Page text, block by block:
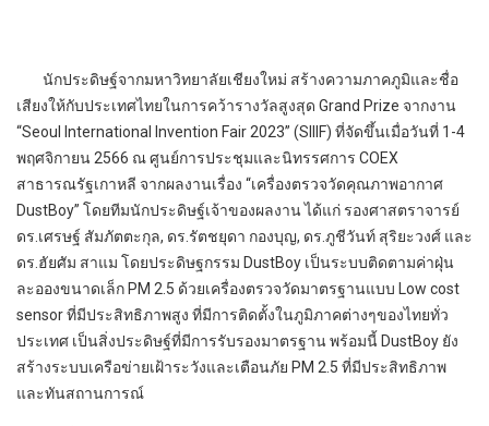
นักประดิษฐ์จากมหาวิทยาลัยเชียงใหม่ สร้างความภาคภูมิและชื่อ
เสียงให้กับประเทศไทยในการคว้ารางวัลสูงสุด Grand Prize จากงาน
“Seoul International Invention Fair 2023” (SIIIF) ที่จัดขึ้นเมื่อวันที่ 1-4
พฤศจิกายน 2566 ณ ศูนย์การประชุมและนิทรรศการ COEX
สาธารณรัฐเกาหลี จากผลงานเรื่อง “เครื่องตรวจวัดคุณภาพอากาศ
DustBoy” โดยทีมนักประดิษฐ์เจ้าของผลงาน ได้แก่ รองศาสตราจารย์
ดร.เศรษฐ์ สัมภัตตะกุล, ดร.รัตชยุดา กองบุญ, ดร.ภูชีวันท์ สุริยะวงศ์ และ
ดร.ฮัยศัม สาแม โดยประดิษฐกรรม DustBoy เป็นระบบติดตามค่าฝุ่น
ละอองขนาดเล็ก PM 2.5 ด้วยเครื่องตรวจวัดมาตรฐานแบบ Low cost
sensor ที่มีประสิทธิภาพสูง ที่มีการติดตั้งในภูมิภาคต่างๆของไทยทั่ว
ประเทศ เป็นสิ่งประดิษฐ์ที่มีการรับรองมาตรฐาน พร้อมนี้ DustBoy ยัง
สร้างระบบเครือข่ายเฝ้าระวังและเตือนภัย PM 2.5 ที่มีประสิทธิภาพ
และทันสถานการณ์